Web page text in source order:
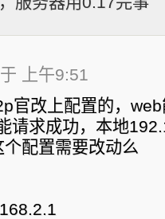
上午9:51
官改上配置的，
请求成功，本地
配置需要改动么